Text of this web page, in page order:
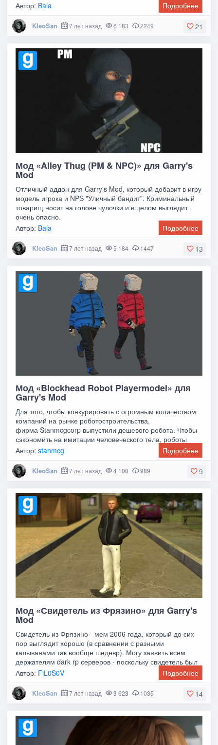
Автор: Bala Подробнее
21
KleoSan 7 лет назад 6 183 2249
Мод «Alley Thug (PM & NPC)» для Garry's
Mod
Отличный аддон для Garry's Mod, который добавит в игру
модель игрока и NPS "Уличный бандит". Криминальный
товарищ носит на голове чулочки и в целом выглядит
очень опасно.
Автор: Bala Подробнее
13
KleoSan 7 лет назад 5 184 1447
Мод «Blockhead Robot Playermodel» для
Garry's Mod
Для того, чтобы конкурировать с огромным количеством
компаний на рынке роботостроительства,
фирма Stanmcgcorp выпустили дешевого робота. Чтобы
сэкономить на имитации человеческого тела, роботы
Автор:stanmcg Подробнее
9
KleoSan 7 лет назад 4 100 989
Мод «Свидетель из Фрязино» для Garry's
Mod
Свидетель из Фрязино - мем 2006 года, который до сих
пор выглядит хорошо (в сравнении с разными
калыванами так вообще шедевр). Могу заявить всем
держателям dark rp серверов - поскольку свидетель был
Автор: FiL0S0V Подробнее
14
KleoSan 7 лет назад 3 623 1035